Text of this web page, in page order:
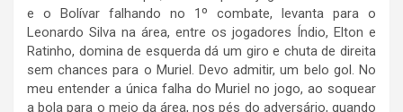
e o Bolívar falhando no 1º combate, levanta para o
Leonardo Silva na área, entre os jogadores Índio, Elton e
Ratinho, domina de esquerda dá um giro e chuta de direita
sem chances para o Muriel. Devo admitir, um belo gol. No
meu entender a única falha do Muriel no jogo, ao soquear
a bola para o meio da área, nos pés do adversário, quando